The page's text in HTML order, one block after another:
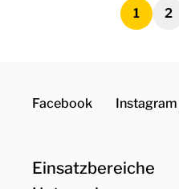
1 2
Facebook Instagram
Einsatzbereiche